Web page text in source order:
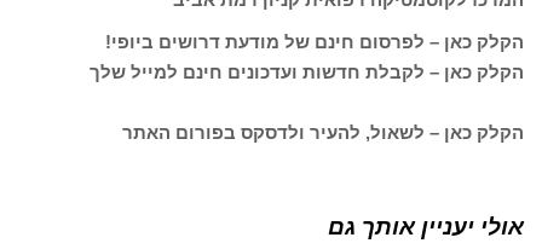
הקלק כאן – לפרסום חינם של מודעת דרושים ביופי!
הקלק כאן – לקבלת חדשות ועדכונים חינם למייל שלך
הקלק כאן – לשאול, להעיר ולדסקס בפורום האתר
אולי יעניין אותך גם